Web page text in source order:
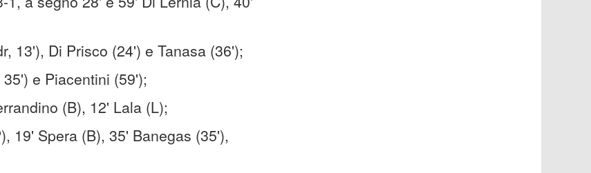
13'), Di Prisco (24') e Tanasa (36');
e Piacentini (59');
(B), 12' Lala (L);
19' Spera (B), 35' Banegas (35'),